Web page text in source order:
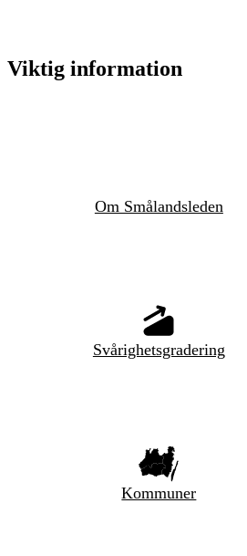
Viktig information
Om Smålandsleden
Svårighetsgradering
Kommuner